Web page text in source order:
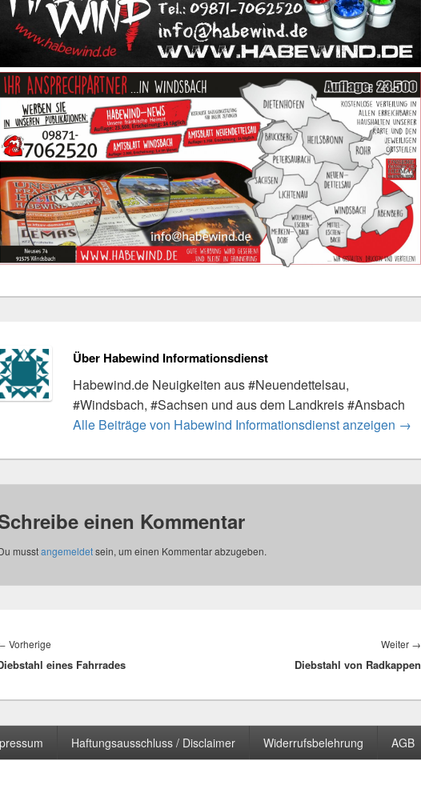
Über Habewind Informationsdienst
Habewind.de Neuigkeiten aus #Neuendettelsau,
#Windsbach, #Sachsen und aus dem Landkreis #Ansbach
Alle Beiträge von Habewind Informationsdienst anzeigen →
einen Kommentar
musstangemeldetsein, um einen Kommentar abzugeben.
Vorherige
Beitrag:
eines Fahrrades
Weiter →
Diebstahl von Radkappen
Haftungsausschluss / Disclaimer Widerrufsbelehrung AGB